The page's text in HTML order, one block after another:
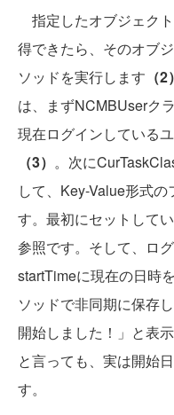
指定したオブジェク
得できたら、そのオブ
ソッドを実行します （2）
は、まずNCMBUserク
現在ログインしている
（3） 。次に
して、Key-Value形式
す。最初にセットして
参照です。そして、ロ
startTimeに現在の日時
ソッドで非同期に保存
開始しました！」と表
と言っても、実は開始
す。